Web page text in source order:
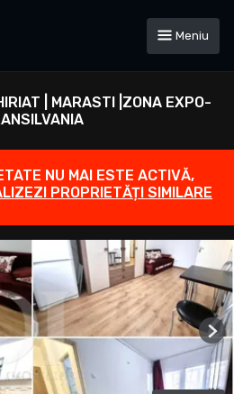
Meniu
| MARASTI |ZONA EXPO-
NU MAI ESTE ACTIVĂ,
PROPRIETĂȚI SIMILARE